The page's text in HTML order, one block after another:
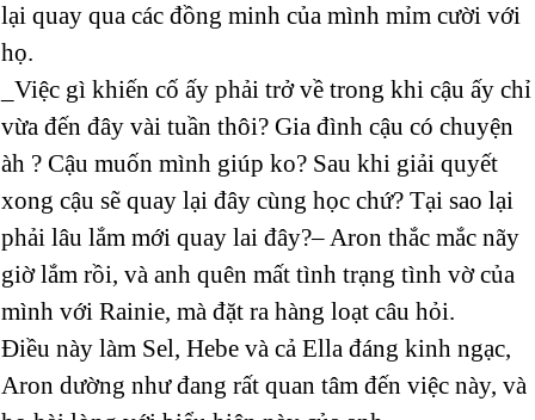
lại quay qua các đồng minh của mình mỉm cười với
họ.
_Việc gì khiến cố ấy phải trở về trong khi cậu ấy chỉ
vừa đến đây vài tuần thôi? Gia đình cậu có chuyện
àh ? Cậu muốn mình giúp ko? Sau khi giải quyết
xong cậu sẽ quay lại đây cùng học chứ? Tại sao lại
phải lâu lắm mới quay lai đây?– Aron thắc mắc nãy
giờ lắm rồi, và anh quên mất tình trạng tình vờ của
mình với Rainie, mà đặt ra hàng loạt câu hỏi.
Điều này làm Sel, Hebe và cả Ella đáng kinh ngạc,
Aron dường như đang rất quan tâm đến việc này, và